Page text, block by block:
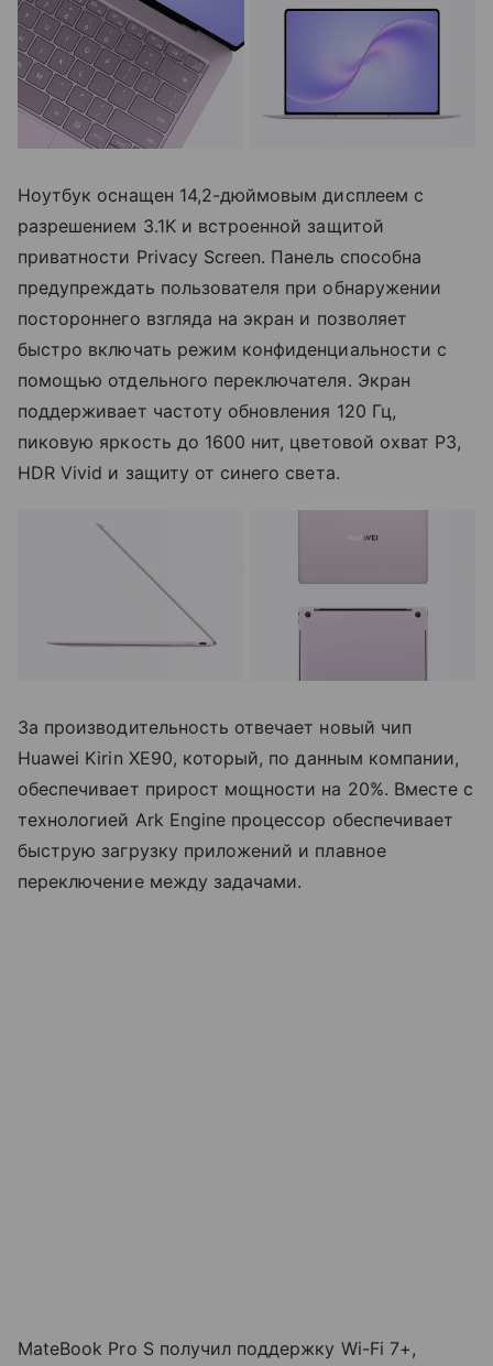
Ноутбук оснащен 14,2-дюймовым дисплеем с
разрешением 3.1K и встроенной защитой
приватности Privacy Screen. Панель способна
предупреждать пользователя при обнаружении
постороннего взгляда на экран и позволяет
быстро включать режим конфиденциальности с
помощью отдельного переключателя. Экран
поддерживает частоту обновления 120 Гц,
пиковую яркость до 1600 нит, цветовой охват P3,
HDR Vivid и защиту от синего света.
За производительность отвечает новый чип
Huawei Kirin XE90, который, по данным компании,
обеспечивает прирост мощности на 20%. Вместе с
технологией Ark Engine процессор обеспечивает
быструю загрузку приложений и плавное
переключение между задачами.
MateBook Pro S получил поддержку Wi-Fi 7+,